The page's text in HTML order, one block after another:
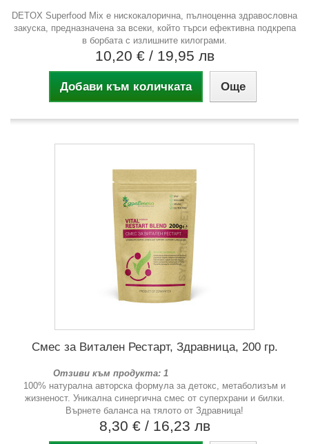
DETOX Superfood Mix е нискокалорична, пълноценна здравословна
закуска, предназначена за всеки, който търси ефективна подкрепа
в борбата с излишните килограми.
10,20 € / 19,95 лв
Добави към количката Още
Смес за Витален Рестарт, Здравница, 200 гр.
Отзиви към продукта: 1
100% натурална авторска формула за детокс, метаболизъм и
жизненост. Уникална синергична смес от суперхрани и билки.
Върнете баланса на тялото от Здравница!
8,30 € / 16,23 лв